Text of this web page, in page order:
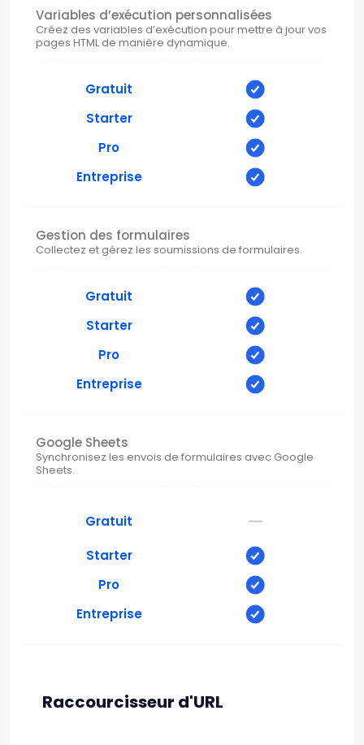
Variables d’exécution personnalisées
Créez des variables d’exécution pour mettre à jour vos
pages HTML de manière dynamique.
Gratuit
Starter
Pro
Entreprise
Gestion des formulaires
Collectez et gérez les soumissions de formulaires.
Gratuit
Starter
Pro
Entreprise
Google Sheets
Synchronisez les envois de formulaires avec Google
Sheets.
Gratuit —
Starter
Pro
Entreprise
Raccourcisseur d'URL